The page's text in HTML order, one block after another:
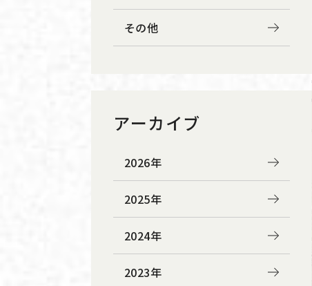
その他
アーカイブ
2026年
2025年
2024年
2023年